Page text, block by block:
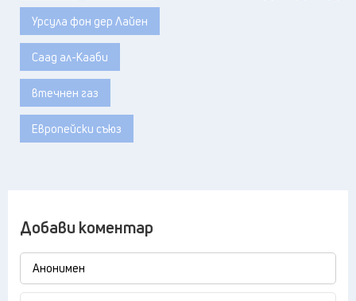
Урсула фон дер Лайен
Саад ал-Кааби
втечнен газ
Европейски съюз
Добави коментар